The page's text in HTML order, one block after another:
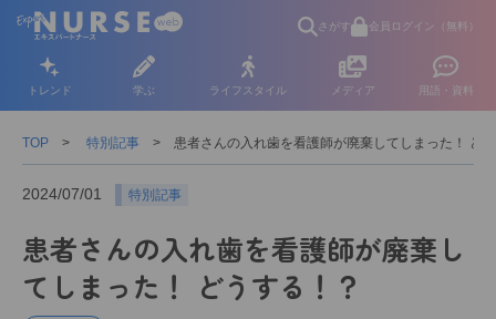
さがす 会員ログイン（無料）
トレンド 学ぶ ライフスタイル メディア 用語・資料
TOP 特別記事 患者さんの入れ歯を看護師が廃棄してしまった！ ど
2024/07/01 特別記事
患者さんの入れ歯を看護師が廃棄し
てしまった！ どうする！？